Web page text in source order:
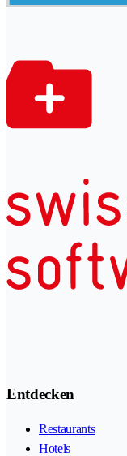
Entdecken
Restaurants
Hotels